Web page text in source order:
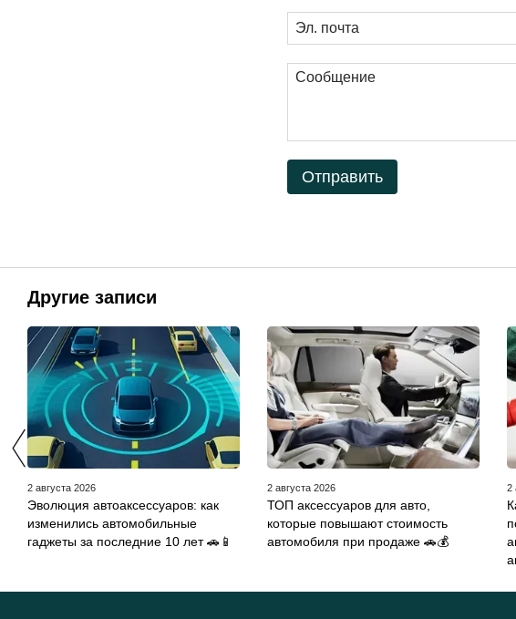
Отправить
Другие записи
2 августа 2026
Эволюция автоаксессуаров: как
изменились автомобильные
гаджеты за последние 10 лет 🚗📱
2 августа 2026
ТОП аксессуаров для авто,
которые повышают стоимость
автомобиля при продаже 🚗💰
2